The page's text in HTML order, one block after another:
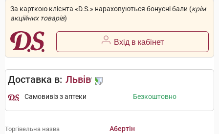
За карткою клієнта «D.S.» нараховуються бонусні бали (крім
акційних товарів)
Вхід в кабінет
Доставка в: Львів
Самовивіз з аптеки Безкоштовно
Торгівельна назва Абертін